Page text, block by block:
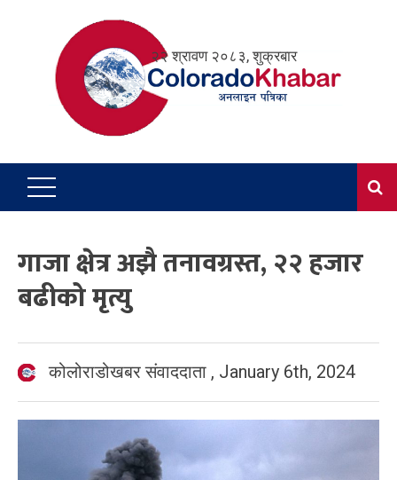
२२ श्रावण २०८३, शुक्रबार
गाजा क्षेत्र अझै तनावग्रस्त, २२ हजार
बढीको मृत्यु
कोलोराडोखबर संवाददाता , January 6th, 2024